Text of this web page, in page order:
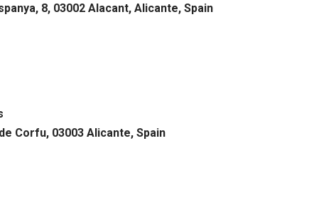
8, 03002 Alacant, Alicante, Spain
Corfu, 03003 Alicante, Spain